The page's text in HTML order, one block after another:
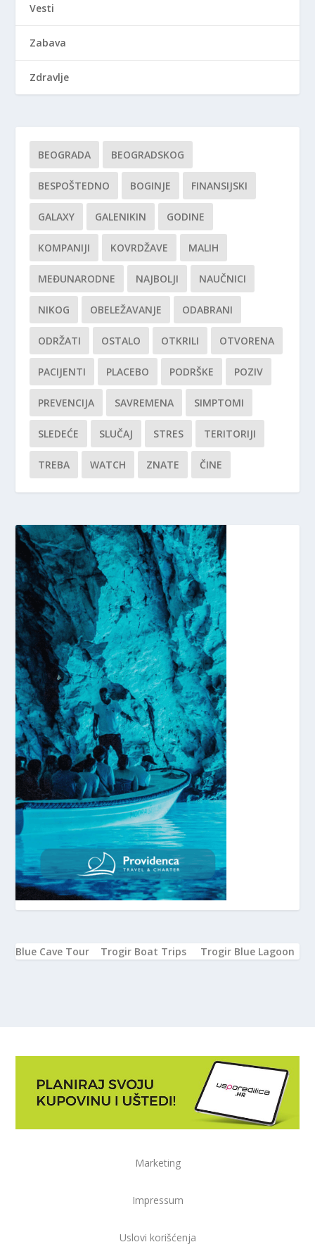
Vesti
Zabava
Zdravlje
BEOGRADA BEOGRADSKOG
BESPOŠTEDNO BOGINJE FINANSIJSKI
GALAXY GALENIKIN GODINE
KOMPANIJI KOVRDŽAVE MALIH
MEĐUNARODNE NAJBOLJI NAUČNICI
NIKOG OBELEŽAVANJE ODABRANI
ODRŽATI OSTALO OTKRILI OTVORENA
PACIJENTI PLACEBO PODRŠKE POZIV
PREVENCIJA SAVREMENA SIMPTOMI
SLEDEĆE SLUČAJ STRES TERITORIJI
TREBA WATCH ZNATE ČINE
Blue Cave Tour Trogir Boat Trips Trogir Blue Lagoon
Marketing
Impressum
Uslovi korišćenja